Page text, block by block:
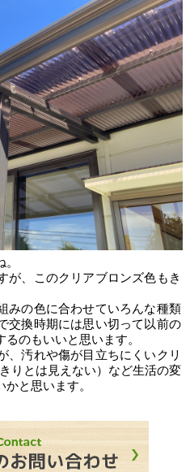
が、このクリアブロンズ色もき
みの色に合わせていろんな種類
交換時期には思い切って以前の
のもいいと思います。
、汚れや傷が目立ちにくいクリ
りとは見えない）など生活の変
と思います。